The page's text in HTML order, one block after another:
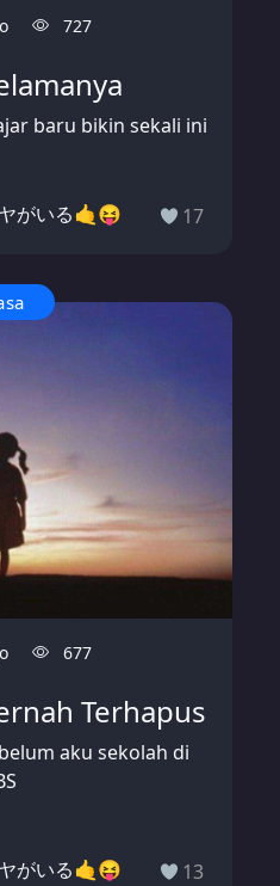
727
baru bikin sekali ini
がいる🤙😝 17
677
Terhapus
aku sekolah di
がいる🤙😝 13